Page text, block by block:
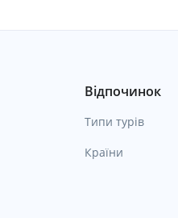
Відпочинок
Типи турів
Країни